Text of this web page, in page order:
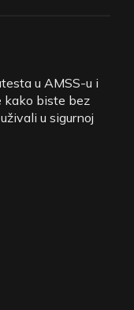
u AMSS-u i
kako biste bez
u sigurnoj